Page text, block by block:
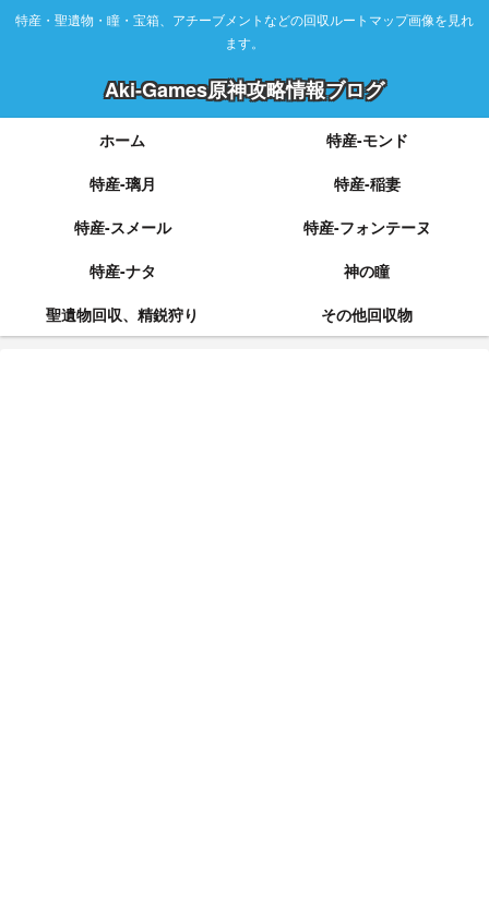
特産・聖遺物・瞳・宝箱、アチーブメントなどの回収ルートマップ画像を見れ
ます。
Aki-Games原神攻略情報ブログ
ホーム
特産-モンド
特産-璃月
特産-稲妻
特産-スメール
特産-フォンテーヌ
特産-ナタ
神の瞳
聖遺物回収、精鋭狩り
その他回収物